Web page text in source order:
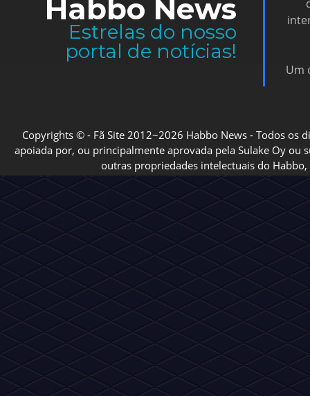
Habbo News
Estrelas do nosso
portal de notícias!
Um
Copyrights © - Fã Site 2012~2026 Habbo News - Todos os
apoiada por, ou principalmente aprovada pela Sulake Oy ou
outras propriedades intelectuais do